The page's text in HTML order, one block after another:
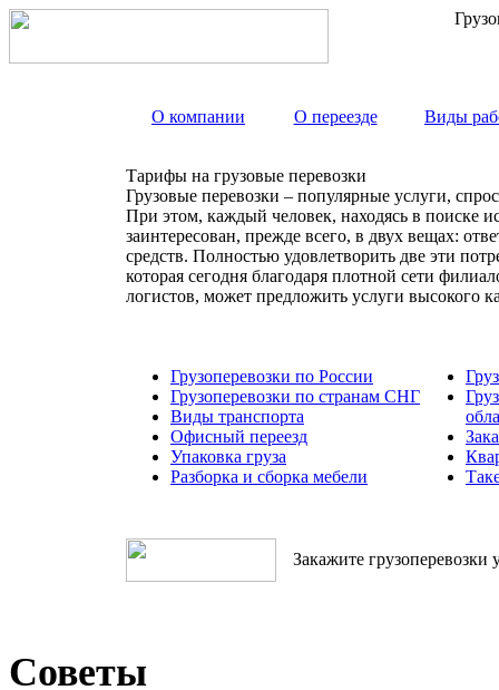
О компании О переезде Виды
Тарифы на грузовые перевозки
Грузовые перевозки – популярные услуги,
При этом, каждый человек, находясь в поиске
заинтересован, прежде всего, в двух вещах:
средств. Полностью удовлетворить две эти
которая сегодня благодаря плотной сети
логистов, может предложить услуги высокого
Грузоперевозки по России
Грузоперевозки по странам СНГ
Виды транспорта
Офисный переезд
Упаковка груза
Разборка и сборка мебели
Закажите грузоперевозки
Советы